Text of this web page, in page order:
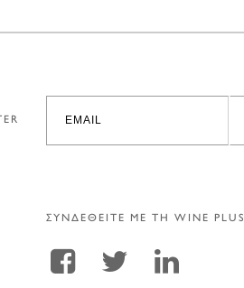
ΣΥΝΔΕΘΕΙΤΕ ΜΕ ΤΗ WINE PLUS